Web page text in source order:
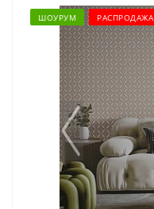
ШОУРУМ РАСПРОДАЖА